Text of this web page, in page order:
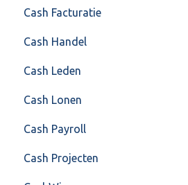
API 4.0 (REST API)
Cash Facturatie
Factureren
Instellingen
Algemeen
Formulierlayout
Cash Handel
Inkoop
Verkoop
Voorraad
Overig
Cash Leden
Cash Lonen
Algemeen
Inrichting
Cash Payroll
Aangifte
Cash Projecten